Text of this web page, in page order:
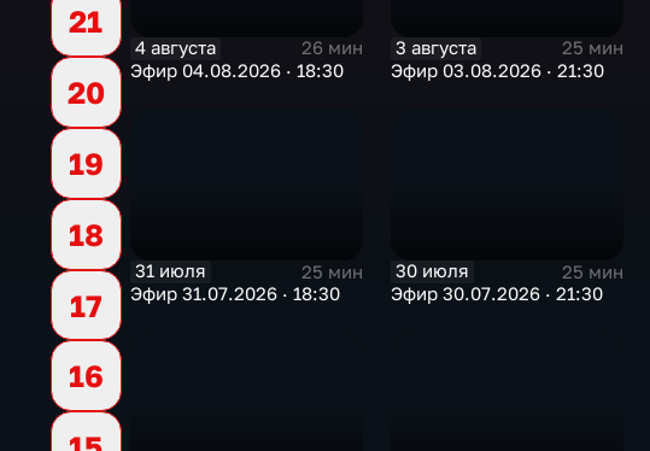
21
20
19
18
17
16
4 августа
26 мин
Эфир 04.08.2026 · 18:30
3 августа
25 мин
Эфир 03.08.2026 · 21:30
31 июля
25 мин
Эфир 31.07.2026 · 18:30
30 июля
25 мин
Эфир 30.07.2026 · 21:30